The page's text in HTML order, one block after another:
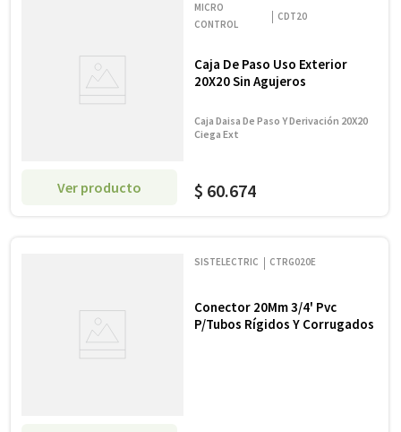
Ver producto
MICRO
CONTROL
CDT20
Caja De Paso Uso Exterior
20X20 Sin Agujeros
Caja Daisa De Paso Y Derivación 20X20
Ciega Ext
$ 60.674
SISTELECTRIC CTRG020E
Conector 20Mm 3/4' Pvc
P/Tubos Rígidos Y Corrugados